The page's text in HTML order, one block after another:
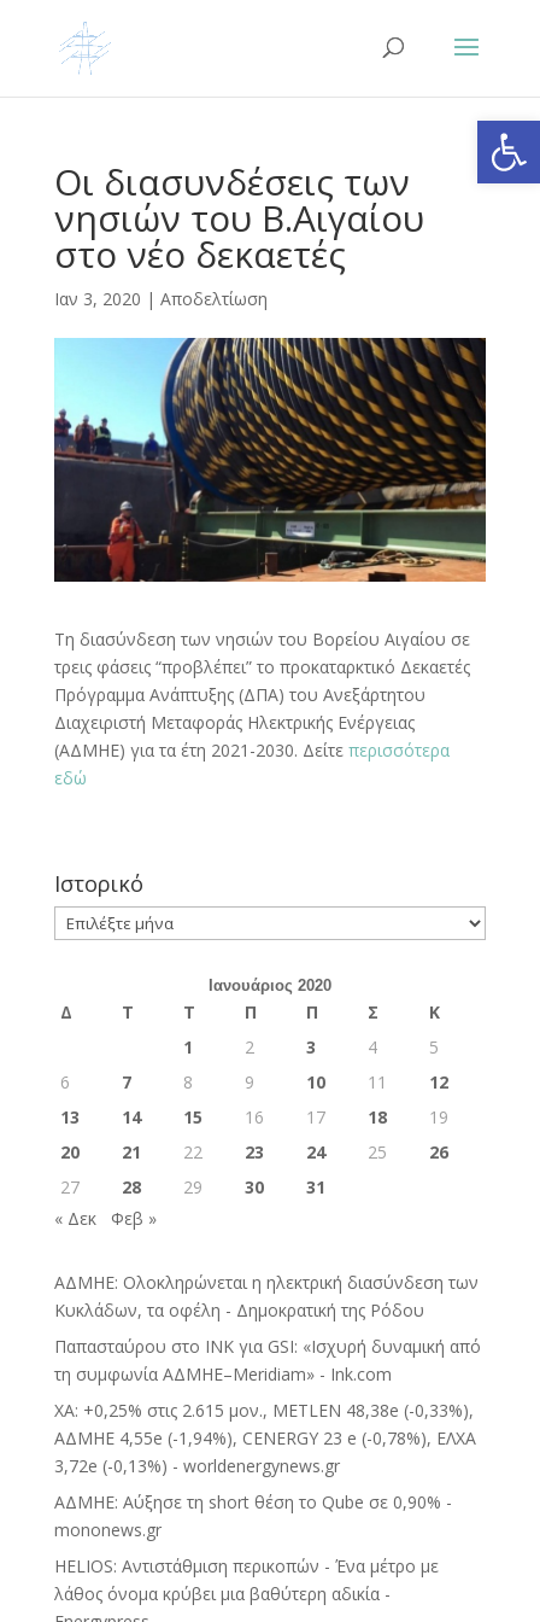
Οι διασυνδέσεις των
νησιών του Β.Αιγαίου
στο νέο δεκαετές
Ιαν 3, 2020 | Αποδελτίωση
Τη διασύνδεση των νησιών του Βορείου Αιγαίου σε
τρεις φάσεις “προβλέπει” το προκαταρκτικό Δεκαετές
Πρόγραμμα Ανάπτυξης (ΔΠΑ) του Ανεξάρτητου
Διαχειριστή Μεταφοράς Ηλεκτρικής Ενέργειας
(ΑΔΜΗΕ) για τα έτη 2021-2030. Δείτε περισσότερα
εδώ
Ιστορικό
Ιστορικό
Ιανουάριος 2020
Δ Τ Τ Π Π Σ
Κ
1
2 3 4
5
6
7 8 9 10 11
12
13
14 15 16 17 18
19
20
21 22 23 24 25
26
27
28 29 30
31
« Δεκ
Φεβ »
ΑΔΜΗΕ: Ολοκληρώνεται η ηλεκτρική διασύνδεση των
Κυκλάδων, τα οφέλη - Δημοκρατική της Ρόδου
Παπασταύρου στο INK για GSI: «Ισχυρή δυναμική από
τη συμφωνία ΑΔΜΗΕ–Meridiam» - Ink.com
ΧΑ: +0,25% στις 2.615 μον., METLEN 48,38e (-0,33%),
ΑΔΜΗΕ 4,55e (-1,94%), CENERGY 23 e (-0,78%), ΕΛΧΑ
3,72e (-0,13%) - worldenergynews.gr
ΑΔΜΗΕ: Αύξησε τη short θέση το Qube σε 0,90% -
mononews.gr
HELIOS: Αντιστάθμιση περικοπών - Ένα μέτρο με
λάθος όνομα κρύβει μια βαθύτερη αδικία -